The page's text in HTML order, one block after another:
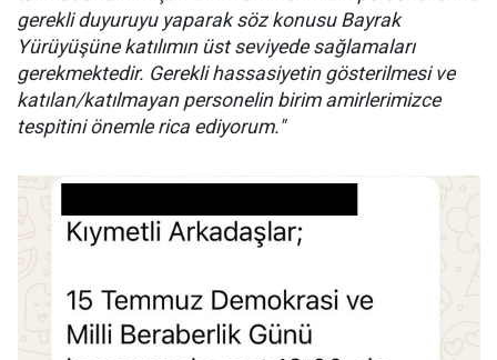
gerekli duyuruyu yaparak söz konusu Bayrak
Yürüyüşüne katılımın üst seviyede sağlamaları
gerekmektedir. Gerekli hassasiyetin gösterilmesi ve
katılan/katılmayan personelin birim amirlerimizce
tespitini önemle rica ediyorum."